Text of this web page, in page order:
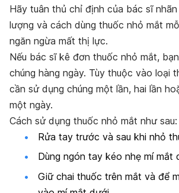
Hãy tuân thủ chỉ định của bác sĩ
lượng và cách dùng thuốc nhỏ mắt
ngăn ngừa mất thị lực.
Nếu bác sĩ kê đơn thuốc nhỏ mắt,
chúng hàng ngày. Tùy thuộc vào loại
cần sử dụng chúng một lần, hai lần
một ngày.
Cách sử dụng thuốc nhỏ mắt như sau:
Rửa tay trước và sau khi nhỏ
Dùng ngón tay kéo nhẹ mí mắt
Giữ chai thuốc trên mắt và để